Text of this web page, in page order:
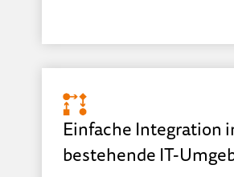
Einfache Integration
bestehende IT-